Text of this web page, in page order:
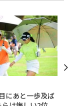
にあと一歩及ば